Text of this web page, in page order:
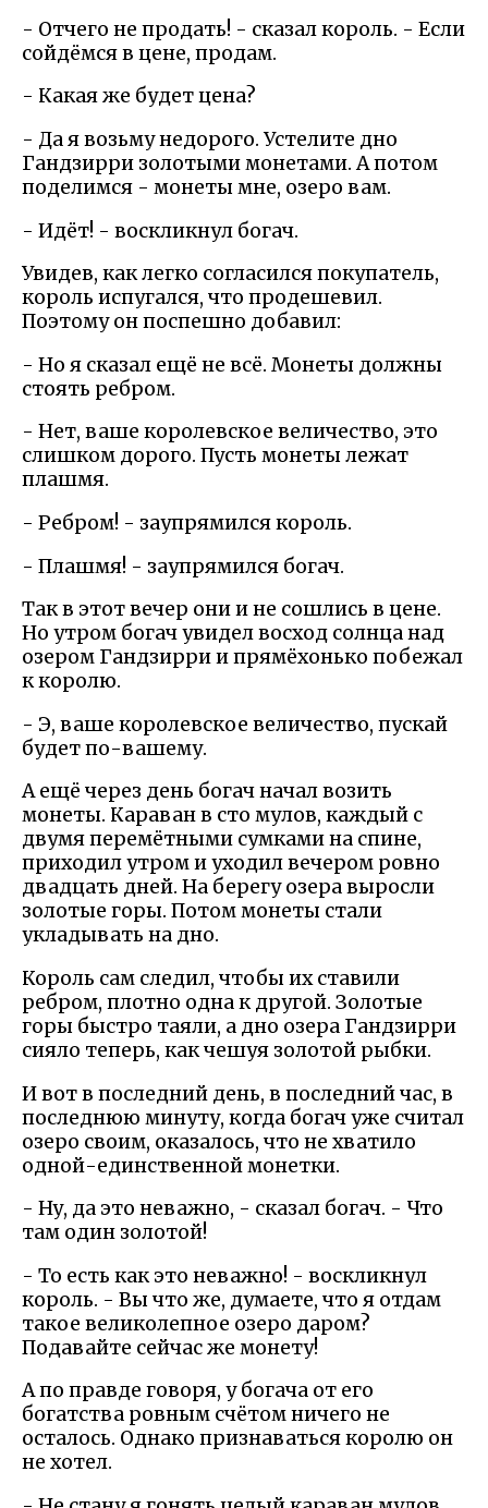
- Отчего не продать! - сказал король. - Если
сойдёмся в цене, продам.
- Какая же будет цена?
- Да я возьму недорого. Устелите дно
Гандзирри золотыми монетами. А потом
поделимся - монеты мне, озеро вам.
- Идёт! - воскликнул богач.
Увидев, как легко согласился покупатель,
король испугался, что продешевил.
Поэтому он поспешно добавил:
- Но я сказал ещё не всё. Монеты должны
стоять ребром.
- Нет, ваше королевское величество, это
слишком дорого. Пусть монеты лежат
плашмя.
- Ребром! - заупрямился король.
- Плашмя! - заупрямился богач.
Так в этот вечер они и не сошлись в цене.
Но утром богач увидел восход солнца над
озером Гандзирри и прямёхонько побежал
к королю.
- Э, ваше королевское величество, пускай
будет по-вашему.
А ещё через день богач начал возить
монеты. Караван в сто мулов, каждый с
двумя перемётными сумками на спине,
приходил утром и уходил вечером ровно
двадцать дней. На берегу озера выросли
золотые горы. Потом монеты стали
укладывать на дно.
Король сам следил, чтобы их ставили
ребром, плотно одна к другой. Золотые
горы быстро таяли, а дно озера Гандзирри
сияло теперь, как чешуя золотой рыбки.
И вот в последний день, в последний час, в
последнюю минуту, когда богач уже считал
озеро своим, оказалось, что не хватило
одной-единственной монетки.
- Ну, да это неважно, - сказал богач. - Что
там один золотой!
- То есть как это неважно! - воскликнул
король. - Вы что же, думаете, что я отдам
такое великолепное озеро даром?
Подавайте сейчас же монету!
А по правде говоря, у богача от его
богатства ровным счётом ничего не
осталось. Однако признаваться королю он
не хотел.